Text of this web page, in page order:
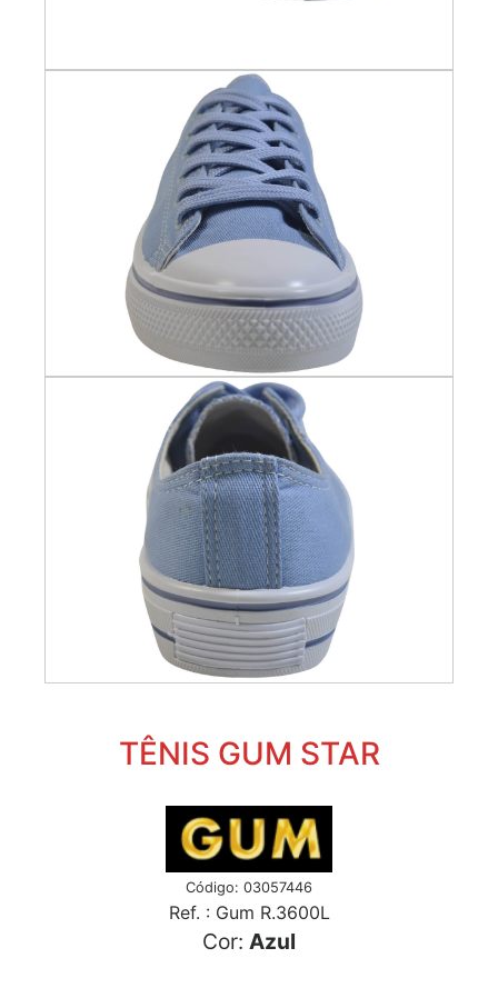
TÊNIS GUM STAR
Código: 03057446
Ref. : Gum R.3600L
Cor: Azul